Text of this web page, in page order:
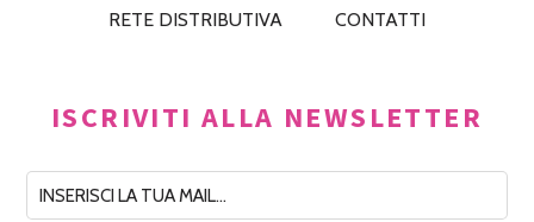
RETE DISTRIBUTIVA
CONTATTI
ISCRIVITI ALLA NEWSLETTER